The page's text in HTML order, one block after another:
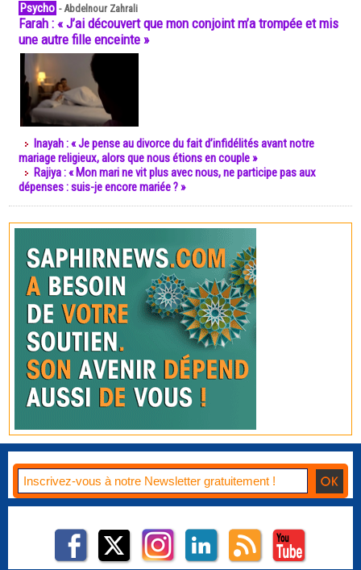
Psycho -Abdelnour Zahrali
Farah : « J’ai découvert que mon conjoint m’a trompée et mis
une autre fille enceinte »
Inayah : « Je pense au divorce du fait d’infidélités avant notre
mariage religieux, alors que nous étions en couple »
Rajiya : « Mon mari ne vit plus avec nous, ne participe pas aux
dépenses : suis-je encore mariée ? »